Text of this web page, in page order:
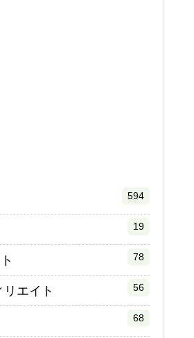
594
19
78
エイト 56
68